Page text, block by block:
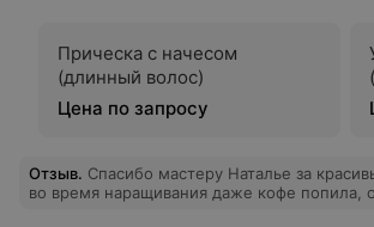
Прическа с начесом
(длинный волос)
Цена по запросу
Отзыв. Спасибо мастеру Наталье за
во время наращивания даже кофе попила,